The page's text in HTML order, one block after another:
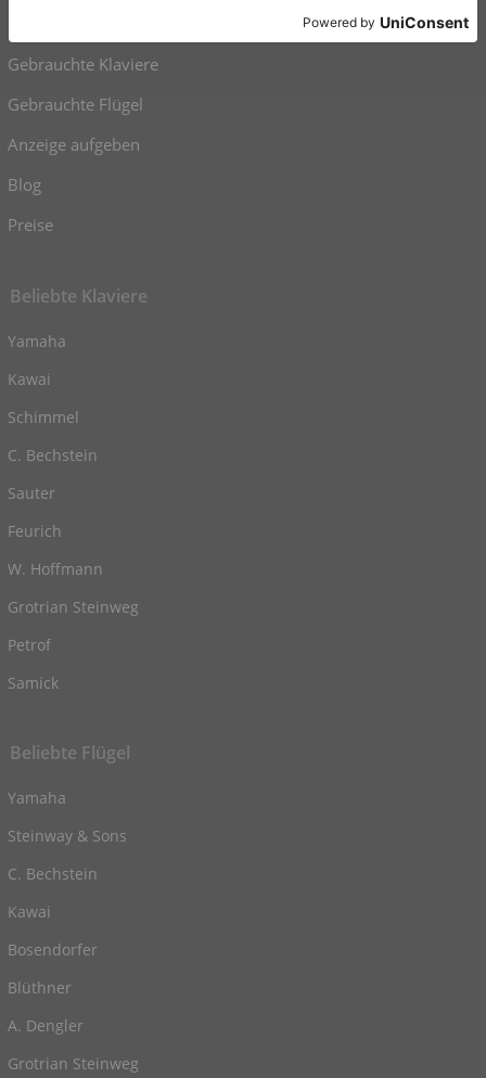
Gebrauchte Klaviere
Gebrauchte Flügel
Anzeige aufgeben
Blog
Preise
Beliebte Klaviere
Yamaha
Kawai
Schimmel
C. Bechstein
Sauter
Feurich
W. Hoffmann
Grotrian Steinweg
Petrof
Samick
Beliebte Flügel
Yamaha
Steinway & Sons
C. Bechstein
Kawai
Bosendorfer
Blüthner
A. Dengler
Grotrian Steinweg